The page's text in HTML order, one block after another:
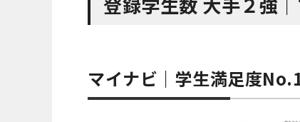
マイナビ｜学生満足度